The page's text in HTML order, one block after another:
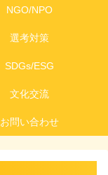
NGO/NPO
選考対策
SDGs/ESG
文化交流
お問い合わせ